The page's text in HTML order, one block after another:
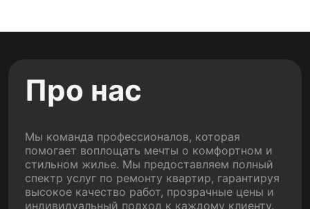
Про нас
Мы команда профессионалов, которая
помогает воплощать мечты о комфортном и
стильном жилье. Мы предоставляем полный
спектр услуг по ремонту квартир, гарантируя
высокое качество работ, прозрачные цены и
индивидуальный подход к каждому клиенту.